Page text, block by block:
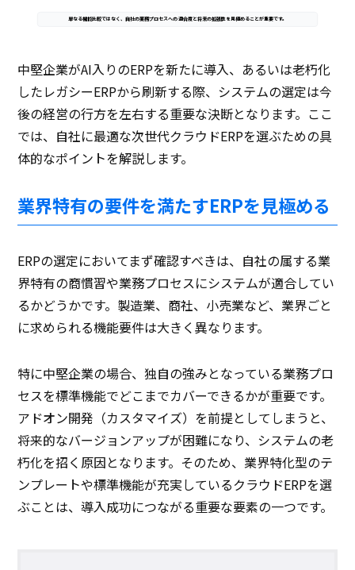
単なる機能比較ではなく、自社の業務プロセスへの適合度と将来の拡張性を見極めることが重要です。
中堅企業がAI入りのERPを新たに導入、あるいは老朽化
したレガシーERPから刷新する際、システムの選定は今
後の経営の行方を左右する重要な決断となります。ここ
では、自社に最適な次世代クラウドERPを選ぶための具
体的なポイントを解説します。
業界特有の要件を満たすERPを見極める
ERPの選定においてまず確認すべきは、自社の属する業
界特有の商慣習や業務プロセスにシステムが適合してい
るかどうかです。製造業、商社、小売業など、業界ごと
に求められる機能要件は大きく異なります。
特に中堅企業の場合、独自の強みとなっている業務プロ
セスを標準機能でどこまでカバーできるかが重要です。
アドオン開発（カスタマイズ）を前提としてしまうと、
将来的なバージョンアップが困難になり、システムの老
朽化を招く原因となります。そのため、業界特化型のテ
ンプレートや標準機能が充実しているクラウドERPを選
ぶことは、導入成功につながる重要な要素の一つです。